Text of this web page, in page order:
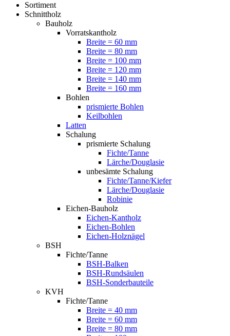
Sortiment
Schnittholz
Bauholz
Vorratskantholz
Breite = 60 mm
Breite = 80 mm
Breite = 100 mm
Breite = 120 mm
Breite = 140 mm
Breite = 160 mm
Bohlen
prismierte Bohlen
Keilbohlen
Latten
Schalung
prismierte Schalung
Fichte/Tanne
Lärche/Douglasie
unbesämte Schalung
Fichte/Tanne/Kiefer
Lärche/Douglasie
Robinie
Eichen-Bauholz
Eichen-Kantholz
Eichen-Bohlen
Eichen-Holznägel
BSH
Fichte/Tanne
BSH-Balken
BSH-Rundsäulen
BSH-Sonderbauteile
KVH
Fichte/Tanne
Breite = 40 mm
Breite = 60 mm
Breite = 80 mm